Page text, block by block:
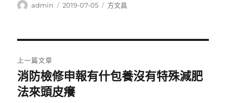
作
admin
發
2019-07-05
分
方文昌
章
導
上一篇文章
上
一
消防檢修申報有什包養沒有特殊減肥
法來頭皮癢